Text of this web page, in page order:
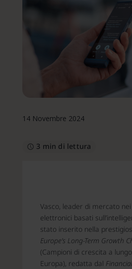
14 Novembre 2024
3 min di lettura
Vasco, leader di mercato
elettronici basati
stato inserito nella
Europe’s Long-Term Growth
(Campioni di crescita a
Europa), redatta dal